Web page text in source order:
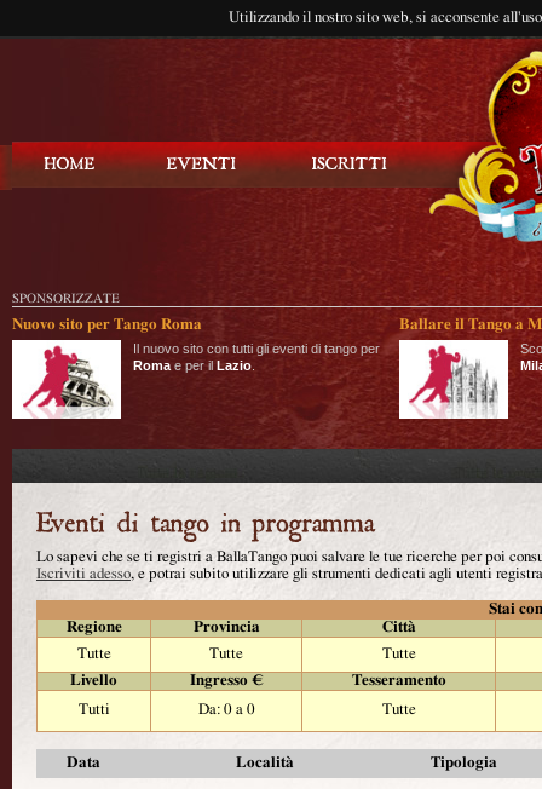
Utilizzando il nostro sito web, si acconsente
SPONSORIZZATE
Nuovo sito per Tango Roma
Il nuovo sito con tutti gli eventi di tango per
Roma e per il Lazio
Ballare il Tango a
Lo sapevi che se ti registri a BallaTango puoi salvare le tue ricerche per poi
Iscriviti adesso, e potrai subito utilizzare gli strumenti dedicati agli utenti
Stai
Regione
Provincia
Città
Tutte
Tutte
Tutte
Livello
Ingresso €
Tesseramento
Tutti
Da: 0 a 0 Tutte
Data Località Tipologia